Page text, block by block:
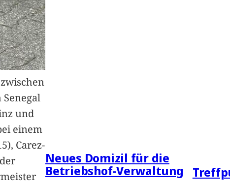
und
einem
Carez-
Neues Domizil für die
Betriebshof-Verwaltung